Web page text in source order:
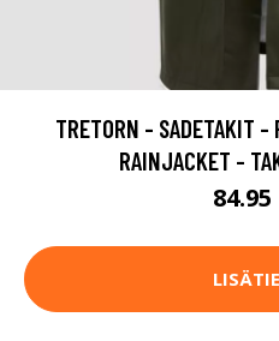
TRETORN - SADETAKIT -
RAINJACKET -
84.95